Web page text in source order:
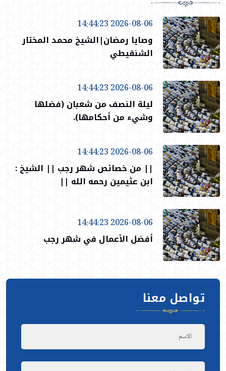
2026-08-06 14:44:23
وصايا رمضان|الشيخ محمد المختار
الشنقيطي
2026-08-06 14:44:23
ليلة النصف من شعبان (فضلها
وشيء من أحكامها).
2026-08-06 14:44:23
|| من خصائص شهر رجب || الشيخ :
ابن عثيمين رحمه الله ||
2026-08-06 14:44:23
أفضل الأعمال في شهر رجب
تواصل معنا